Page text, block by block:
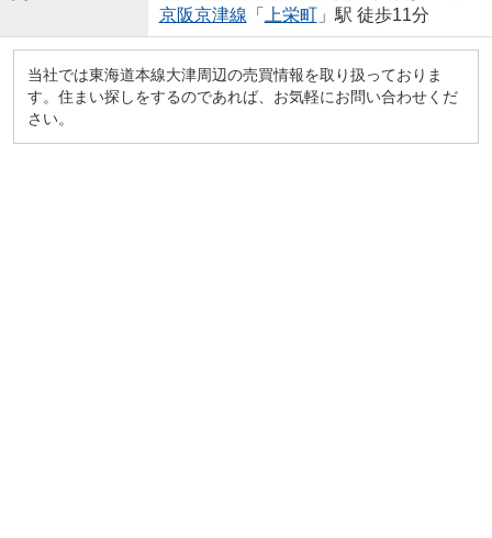
京阪京津線 「 上栄町」駅 徒歩11分
当社では東海道本線大津周辺の売買情報を取り扱っておりま
す。住まい探しをするのであれば、お気軽にお問い合わせくだ
さい。